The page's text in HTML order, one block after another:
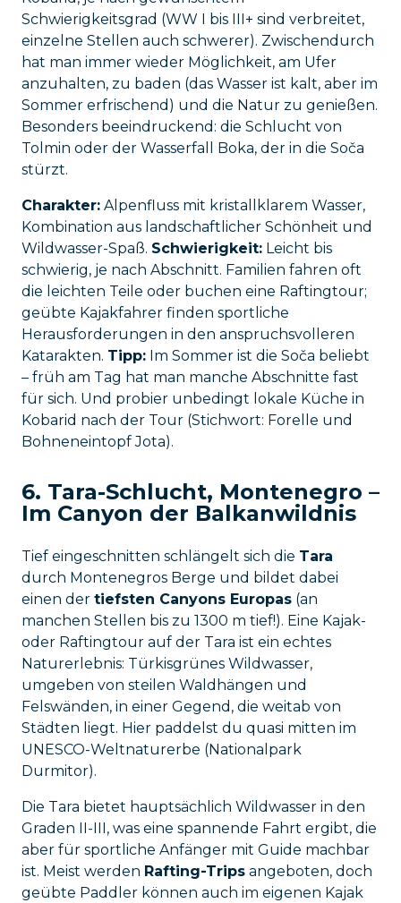
Schwierigkeitsgrad (WW I bis III+ sind verbreitet,
einzelne Stellen auch schwerer). Zwischendurch
hat man immer wieder Möglichkeit, am Ufer
anzuhalten, zu baden (das Wasser ist kalt, aber im
Sommer erfrischend) und die Natur zu genießen.
Besonders beeindruckend: die Schlucht von
Tolmin oder der Wasserfall Boka, der in die Soča
stürzt.
Charakter: Alpenfluss mit kristallklarem Wasser,
Kombination aus landschaftlicher Schönheit und
Wildwasser-Spaß. Schwierigkeit: Leicht bis
schwierig, je nach Abschnitt. Familien fahren oft
die leichten Teile oder buchen eine Raftingtour;
geübte Kajakfahrer finden sportliche
Herausforderungen in den anspruchsvolleren
Katarakten. Tipp: Im Sommer ist die Soča beliebt
– früh am Tag hat man manche Abschnitte fast
für sich. Und probier unbedingt lokale Küche in
Kobarid nach der Tour (Stichwort: Forelle und
Bohneneintopf Jota).
6. Tara-Schlucht, Montenegro –
Im Canyon der Balkanwildnis
Tief eingeschnitten schlängelt sich die Tara
durch Montenegros Berge und bildet dabei
einen der tiefsten Canyons Europas (an
manchen Stellen bis zu 1300 m tief!). Eine Kajak-
oder Raftingtour auf der Tara ist ein echtes
Naturerlebnis: Türkisgrünes Wildwasser,
umgeben von steilen Waldhängen und
Felswänden, in einer Gegend, die weitab von
Städten liegt. Hier paddelst du quasi mitten im
UNESCO-Weltnaturerbe (Nationalpark
Durmitor).
Die Tara bietet hauptsächlich Wildwasser in den
Graden II-III, was eine spannende Fahrt ergibt, die
aber für sportliche Anfänger mit Guide machbar
ist. Meist werden Rafting-Trips angeboten, doch
geübte Paddler können auch im eigenen Kajak